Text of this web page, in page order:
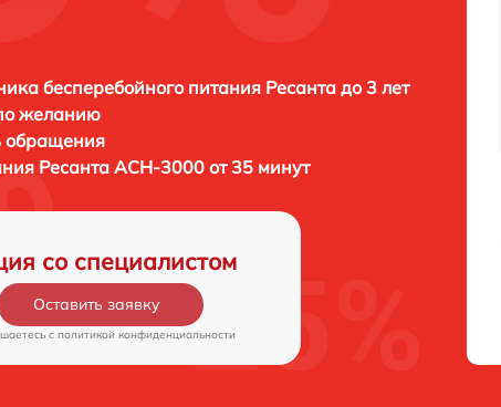
бесперебойного питания Ресанта до 3 лет
желанию
обращения
Ресанта АСН-3000 от 35 минут
со специалистом
Оставить заявку
c политикой конфиденциальности